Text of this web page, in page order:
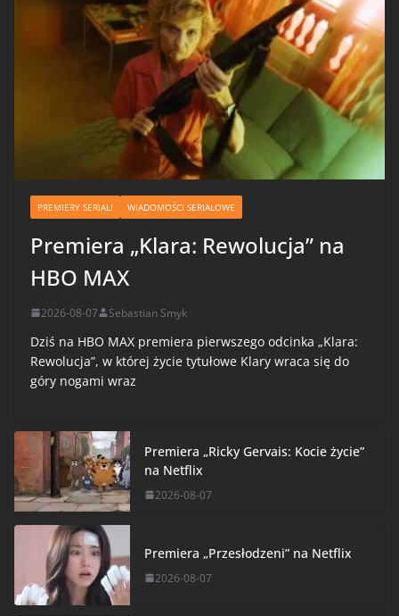
PREMIERY SERIALI WIADOMOŚCI SERIALOWE
Premiera „Klara: Rewolucja” na
HBO MAX
2026-08-07 Sebastian Smyk
Dziś na HBO MAX premiera pierwszego odcinka „Klara:
Rewolucja”, w której życie tytułowe Klary wraca się do
góry nogami wraz
Premiera „Ricky Gervais: Kocie życie”
na Netflix
2026-08-07
Premiera „Przesłodzeni” na Netflix
2026-08-07